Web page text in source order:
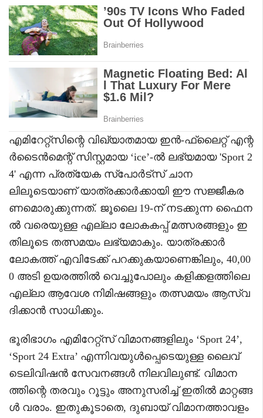
എമിറേറ്റ്സിന്റെ വിഖ്യാതമായ ഇൻ-ഫ്ലൈറ്റ് എന്റ
ർടൈൻമെന്റ് സിസ്റ്റമായ ‘ice’-ൽ ലഭ്യമായ 'Sport 2
4' എന്ന പ്രത്യേക സ്പോർട്സ് ചാന
ലിലൂടെയാണ് യാത്രക്കാർക്കായി ഈ സജ്ജീകര
ണമൊരുക്കുന്നത്. ജൂലൈ 19-ന് നടക്കുന്ന ഫൈന
ൽ വരെയുള്ള എല്ലാ ലോകകപ്പ് മത്സരങ്ങളും ഇ
തിലൂടെ തത്സമയം ലഭ്യമാകും. യാത്രക്കാർ
ലോകത്ത് എവിടേക്ക് പറക്കുകയാണെങ്കിലും, 40,00
0 അടി ഉയരത്തിൽ വെച്ചുപോലും കളിക്കളത്തിലെ
എല്ലാ ആവേശ നിമിഷങ്ങളും തത്സമയം ആസ്വ
ദിക്കാൻ സാധിക്കും.
ഭൂരിഭാഗം എമിറേറ്റ്സ് വിമാനങ്ങളിലും ‘Sport 24’,
‘Sport 24 Extra’ എന്നിവയുൾപ്പെടെയുള്ള ലൈവ്
ടെലിവിഷൻ സേവനങ്ങൾ നിലവിലുണ്ട്. വിമാന
ത്തിന്റെ തരവും റൂട്ടും അനുസരിച്ച് ഇതിൽ മാറ്റങ്ങ
ൾ വരാം. ഇതുകൂടാതെ, ദുബായ് വിമാനത്താവളം